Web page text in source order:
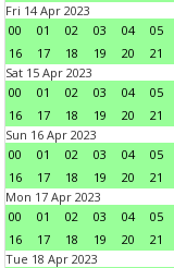
Fri 14 Apr 2023
00
01 02 03 04 05
16
17 18 19 20 21
Sat 15 Apr 2023
00
01 02 03 04 05
16
17 18 19 20 21
Sun 16 Apr 2023
00
01 02 03 04 05
16
17 18 19 20 21
Mon 17 Apr 2023
00
01 02 03 04 05
16
17 18 19 20 21
Tue 18 Apr 2023